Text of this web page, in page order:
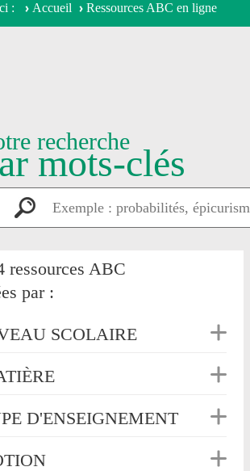
Accueil Ressources ABC en ligne
recherche
mots-clés
ressources ABC
par :
SCOLAIRE
D'ENSEIGNEMENT